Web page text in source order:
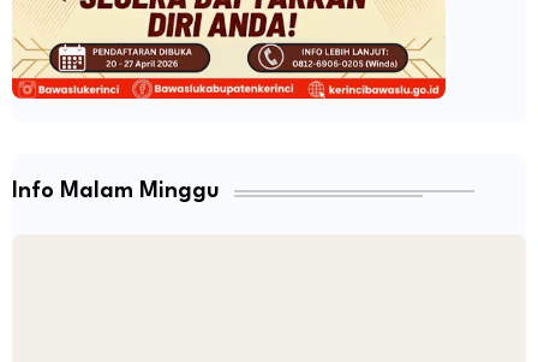
Info Malam Minggu